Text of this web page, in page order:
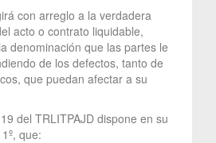
con arreglo a la verdadera
acto o contrato liquidable,
denominación que las partes le
de los defectos, tanto de
que puedan afectar a su
del TRLITPAJD dispone en su
que: